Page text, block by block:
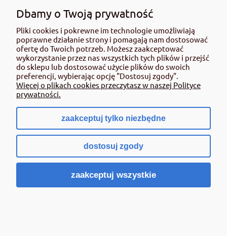
3 800,00 zł
zawiera 8% VAT, bez kosztów dostawy
( 1 litr = 3,80 zł )
Cena netto:3 518,52 zł
Do koszyka
Dbamy o Twoją prywatność
Pliki cookies i pokrewne im technologie umożliwiają
poprawne działanie strony i pomagają nam dostosować
ofertę do Twoich potrzeb. Możesz zaakceptować
wykorzystanie przez nas wszystkich tych plików i przejść
do sklepu lub dostosować użycie plików do swoich
preferencji, wybierając opcję "Dostosuj zgody".
Więcej o plikach cookies przeczytasz w naszej Polityce
prywatności.
zaakceptuj tylko niezbędne
dostosuj zgody
zaakceptuj wszystkie